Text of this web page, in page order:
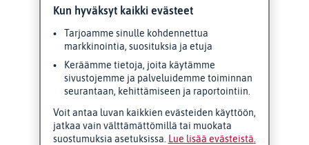
Kun hyväksyt kaikki evästeet
Tarjoamme sinulle kohdennettua
markkinointia, suosituksia ja etuja
Keräämme tietoja, joita käytämme
sivustojemme ja palveluidemme toiminnan
seurantaan, kehittämiseen ja raportointiin.
Voit antaa luvan kaikkien evästeiden käyttöön,
jatkaa vain välttämättömillä tai muokata
suostumuksia asetuksissa. Lue lisää evästeistä